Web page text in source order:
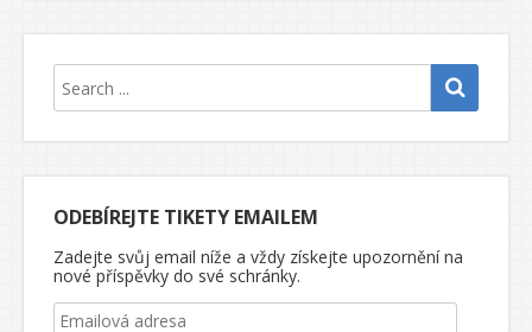
ODEBÍREJTE TIKETY EMAILEM
Zadejte svůj email níže a vždy získejte upozornění na
nové příspěvky do své schránky.
Emailová adresa